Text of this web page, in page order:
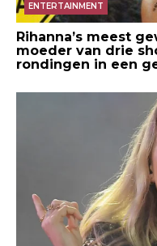
ENTERTAINMENT
Rihanna’s meest
moeder van drie
rondingen in een